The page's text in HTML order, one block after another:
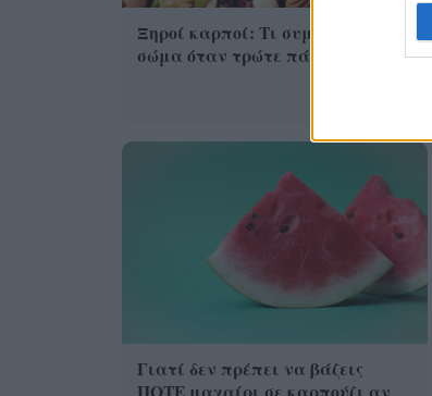
Ξηροί καρποί: Τι συμβαίνει στο
σώμα όταν τρώτε πάρα πολλούς
Γιατί δεν πρέπει να βάζεις